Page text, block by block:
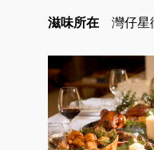
滋味所在 灣仔星